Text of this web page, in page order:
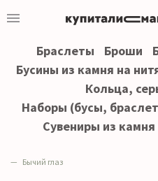
Браслеты Броши
Бусины из камня на
Кольца,
Наборы (бусы,
Сувениры из камня
Бычий глаз